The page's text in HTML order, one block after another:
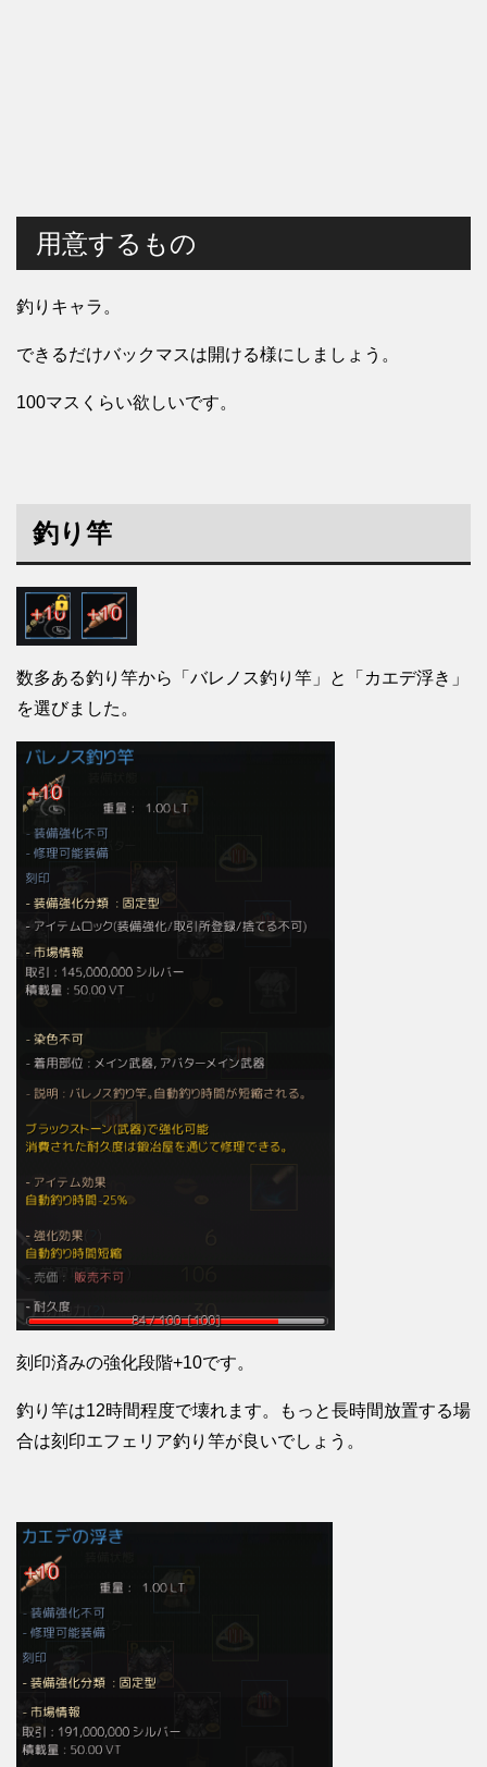
用意するもの
釣りキャラ。
できるだけバックマスは開ける様にしましょう。
100マスくらい欲しいです。
釣り竿
数多ある釣り竿から「バレノス釣り竿」と「カエデ浮き」
を選びました。
刻印済みの強化段階+10です。
釣り竿は12時間程度で壊れます。もっと長時間放置する場
合は刻印エフェリア釣り竿が良いでしょう。